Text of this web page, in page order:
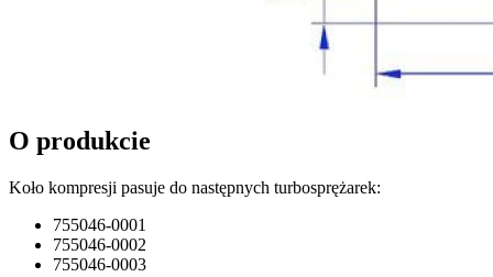
O produkcie
Koło kompresji pasuje do następnych turbosprężarek:
755046-0001
755046-0002
755046-0003